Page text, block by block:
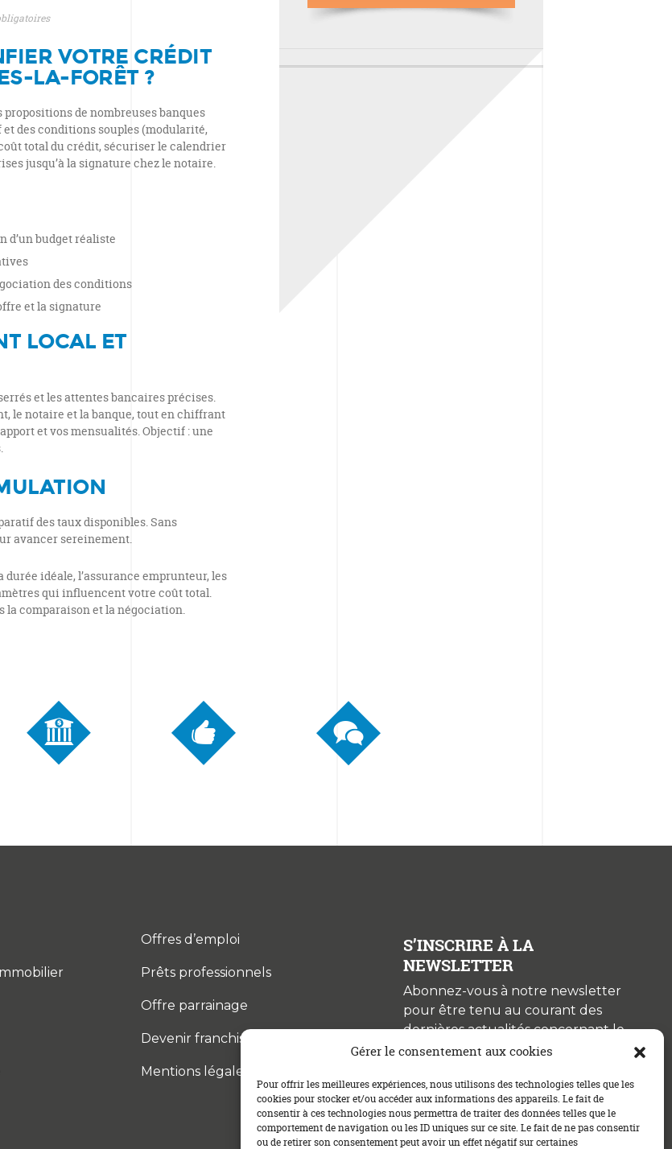
Gérer le consentement aux cookies
Pour offrir les meilleures expériences, nous utilisons des technologies telles que les
cookies pour stocker et/ou accéder aux informations des appareils. Le fait de
consentir à ces technologies nous permettra de traiter des données telles que le
comportement de navigation ou les ID uniques sur ce site. Le fait de ne pas consentir
ou de retirer son consentement peut avoir un effet négatif sur certaines
VOTRE CRÉDIT
LA-FORÊT ?
de nombreuses banques
des conditions souples (modularité,
total du crédit, sécuriser le calendrier
jusqu’à la signature chez le notaire.
d’un budget réaliste
des conditions
et la signature
LOCAL ET
et les attentes bancaires précises.
le notaire et la banque, tout en chiffrant
et vos mensualités. Objectif : une
des taux disponibles. Sans
avancer sereinement.
idéale, l’assurance emprunteur, les
qui influencent votre coût total.
la comparaison et la négociation.
Offres d’emploi
Prêts professionnels
Offre parrainage
Devenir franchisé
Mentions légales
S’INSCRIRE À LA
NEWSLETTER
Abonnez-vous à notre newsletter
pour être tenu au courant des
dernières actualités concernant le
crédit immobilier !